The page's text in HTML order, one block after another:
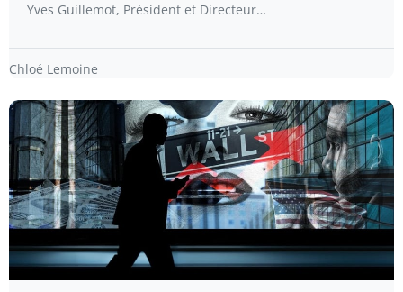
Yves Guillemot, Président et Directeur…
Chloé Lemoine